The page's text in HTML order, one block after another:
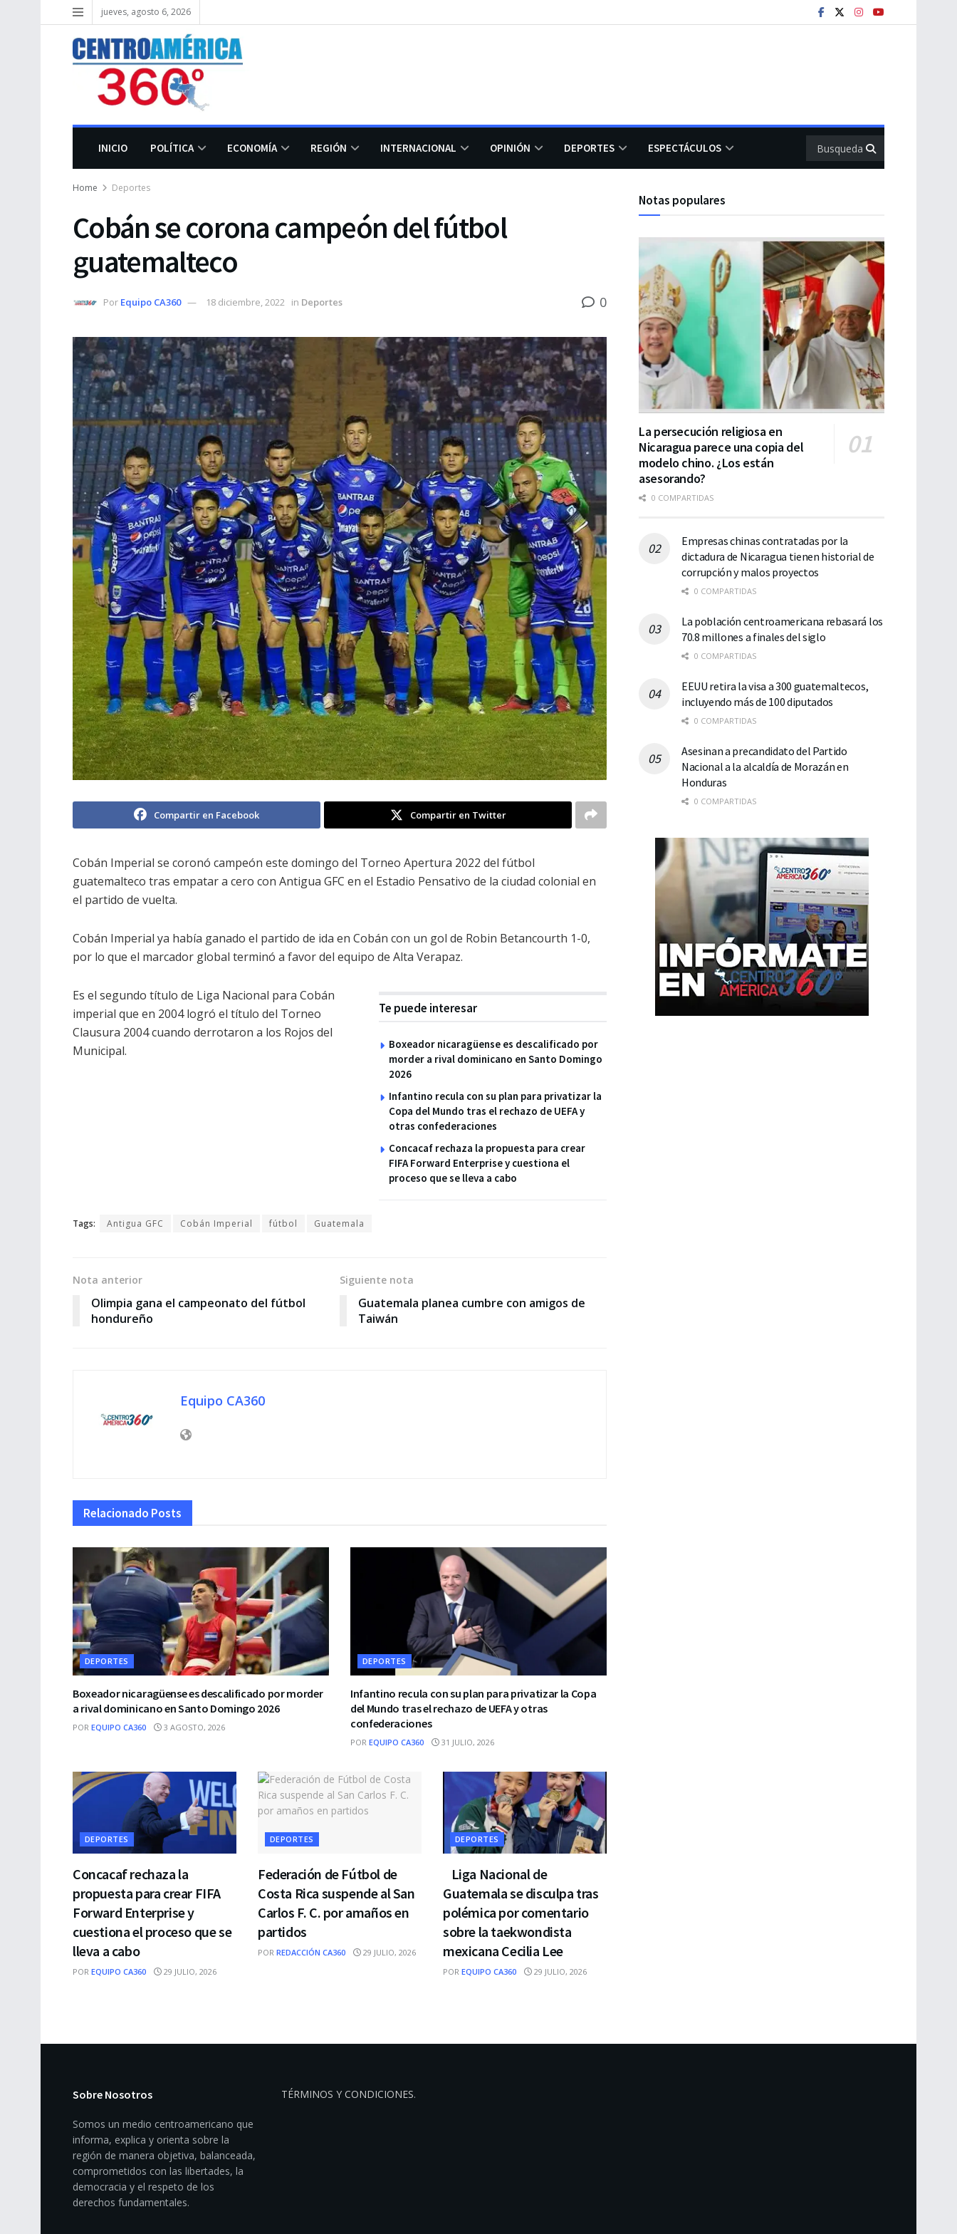
jueves, agosto 6, 2026
INICIO POLÍTICA ECONOMÍA REGIÓN INTERNACIONAL OPINIÓN DEPORTES ESPECTÁCULOS
Home Deportes
Cobán se corona campeón del fútbol
guatemalteco
Por Equipo CA360 18 diciembre, 2022 in Deportes 0
Compartir en Facebook Compartir en Twitter
Cobán Imperial se coronó campeón este domingo del Torneo Apertura 2022 del fútbol
guatemalteco tras empatar a cero con Antigua GFC en el Estadio Pensativo de la ciudad colonial en
el partido de vuelta.
Cobán Imperial ya había ganado el partido de ida en Cobán con un gol de Robin Betancourth 1-0,
por lo que el marcador global terminó a favor del equipo de Alta Verapaz.
Te puede interesar
Boxeador nicaragüense es descalificado por
morder a rival dominicano en Santo Domingo
2026
Infantino recula con su plan para privatizar la
Copa del Mundo tras el rechazo de UEFA y
otras confederaciones
Concacaf rechaza la propuesta para crear
FIFA Forward Enterprise y cuestiona el
proceso que se lleva a cabo
Es el segundo título de Liga Nacional para Cobán
imperial que en 2004 logró el título del Torneo
Clausura 2004 cuando derrotaron a los Rojos del
Municipal.
Tags: Antigua GFC Cobán Imperial fútbol Guatemala
Nota anterior
Olimpia gana el campeonato del fútbol
hondureño
Siguiente nota
Guatemala planea cumbre con amigos de
Taiwán
Equipo CA360
Relacionado Posts
DEPORTES
Boxeador nicaragüense es descalificado por morder
a rival dominicano en Santo Domingo 2026
POR EQUIPO CA360 3 AGOSTO, 2026
DEPORTES
Infantino recula con su plan para privatizar la Copa
del Mundo tras el rechazo de UEFA y otras
confederaciones
POR EQUIPO CA360 31 JULIO, 2026
DEPORTES
Concacaf rechaza la
propuesta para crear FIFA
Forward Enterprise y
cuestiona el proceso que se
lleva a cabo
POR EQUIPO CA360 29 JULIO, 2026
DEPORTES
Federación de Fútbol de
Costa Rica suspende al San
Carlos F. C. por amaños en
partidos
POR REDACCIÓN CA360 29 JULIO, 2026
DEPORTES
Liga Nacional de
Guatemala se disculpa tras
polémica por comentario
sobre la taekwondista
mexicana Cecilia Lee
POR EQUIPO CA360 29 JULIO, 2026
Notas populares
La persecución religiosa en
Nicaragua parece una copia del
modelo chino. ¿Los están
asesorando?
0 COMPARTIDAS
Empresas chinas contratadas por la
dictadura de Nicaragua tienen historial de
corrupción y malos proyectos
0 COMPARTIDAS
La población centroamericana rebasará los
70.8 millones a finales del siglo
0 COMPARTIDAS
EEUU retira la visa a 300 guatemaltecos,
incluyendo más de 100 diputados
0 COMPARTIDAS
Asesinan a precandidato del Partido
Nacional a la alcaldía de Morazán en
Honduras
0 COMPARTIDAS
Sobre Nosotros
Somos un medio centroamericano que
informa, explica y orienta sobre la
región de manera objetiva, balanceada,
comprometidos con las libertades, la
democracia y el respeto de los
derechos fundamentales.
TÉRMINOS Y CONDICIONES.